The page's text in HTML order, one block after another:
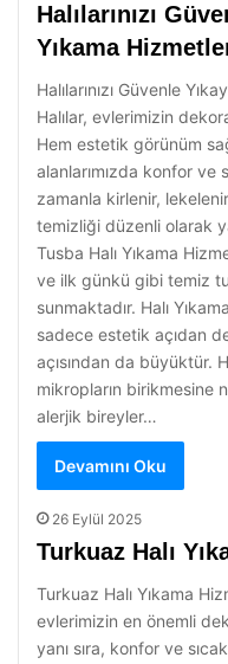
Halılarınızı
Yıkama
Halılarınızı Güvenle
Halılar, evlerimizin
Hem estetik görünüm
alanlarımızda konfor ve
zamanla kirlenir,
temizliği düzenli olarak
Tusba Halı Yıkama
ve ilk günkü gibi temiz
sunmaktadır. Halı
sadece estetik açıdan
açısından da büyüktür.
mikropların birikmesine
alerjik bireyler…
Devamını Oku
26 Eylül 2025
Turkuaz Halı
Turkuaz Halı Yıkama
evlerimizin en önemli
yanı sıra, konfor ve